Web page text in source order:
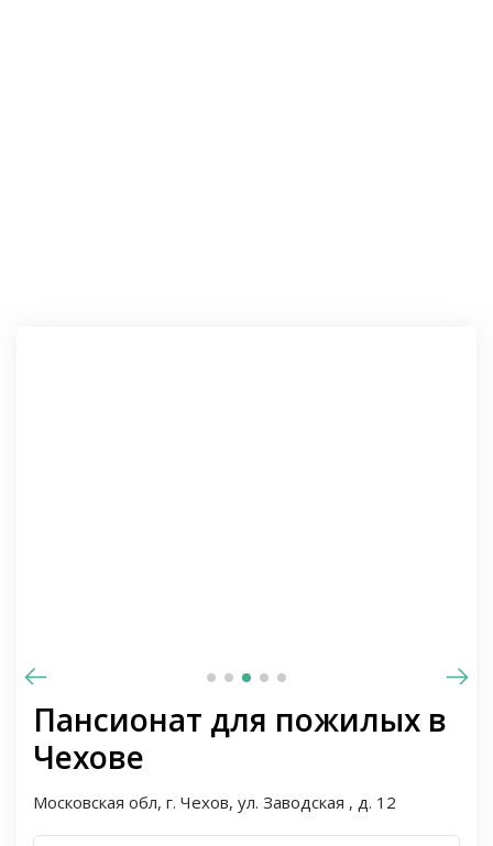
Пансионат для пожилых в
Чехове
Московская обл, г. Чехов, ул. Заводская , д. 12